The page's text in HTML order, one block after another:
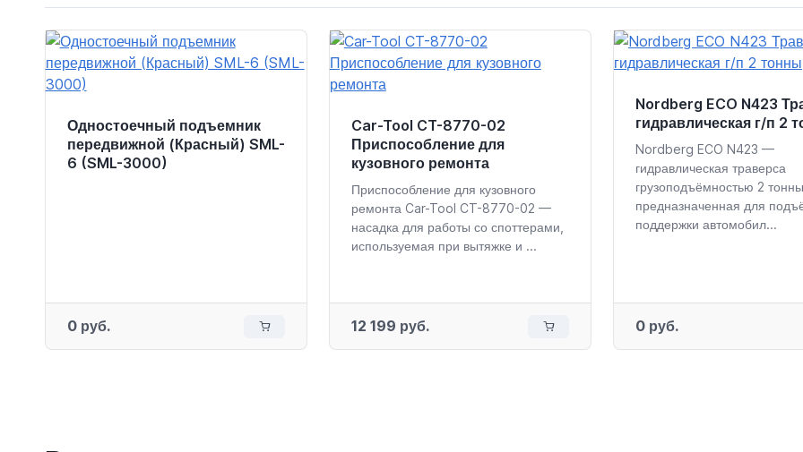
Одностоечный подъемник
передвижной (Красный) SML-
6 (SML-3000)
0 руб.
Car-Tool CT-8770-02
Приспособление для
кузовного ремонта
Приспособление для кузовного
ремонта Car-Tool CT-8770-02 —
насадка для работы со споттерами,
используемая при вытяжке и ...
12 199 руб.
Nordberg ECO N423
гидравлическая г/п 2
Nordberg ECO N423 —
гидравлическая траверса
грузоподъёмностью 2 тонны,
предназначенная для
поддержки автомобил...
0 руб.